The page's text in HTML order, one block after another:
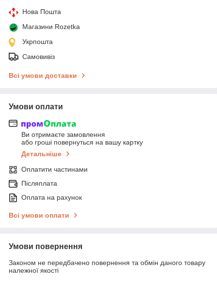
Нова Пошта
Магазини Rozetka
Укрпошта
Самовивіз
Всі умови доставки
Умови оплати
Ви отримаєте замовлення
або гроші повернуться на вашу картку
Детальніше
Оплатити частинами
Післяплата
Оплата на рахунок
Всі умови оплати
Умови повернення
Законом не передбачено повернення та обмін даного товару
належної якості